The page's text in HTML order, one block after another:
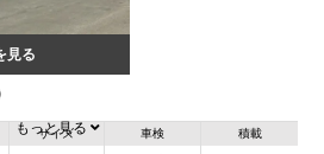
見る
サイズ 車検 積載
もっと見る